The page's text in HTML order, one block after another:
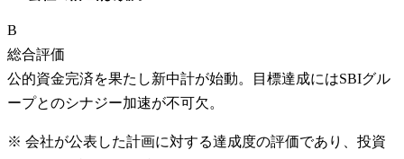
B
総合評価
公的資金完済を果たし新中計が始動。目標達成にはSBIグル
ープとのシナジー加速が不可欠。
※ 会社が公表した計画に対する達成度の評価であり、投資